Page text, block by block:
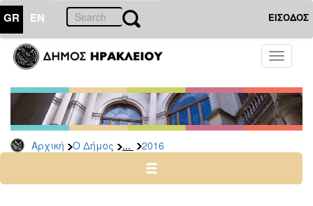
GR EN ΕΙΣΟΔΟΣ
Toggle
Αρχική Ο Δήμος ... 2016
ΔΗΜΟΣ
Διακηρύξεις
Δημοπρασίες
Αρχείο
2025